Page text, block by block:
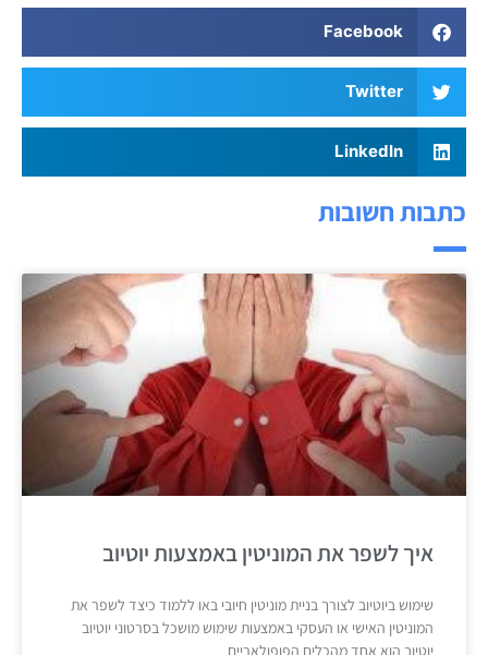
Facebook
Twitter
LinkedIn
כתבות חשובות
איך לשפר את המוניטין באמצעות יוטיוב
שימוש ביוטיוב לצורך בניית מוניטין חיובי באו ללמוד כיצד לשפר את
המוניטין האישי או העסקי באמצעות שימוש מושכל בסרטוני יוטיוב
יוטיוב הוא אחד מהכלים הפופולאריים